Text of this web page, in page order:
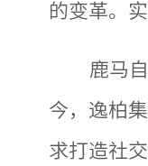
的变革。
鹿马
今，逸柏
求打造社